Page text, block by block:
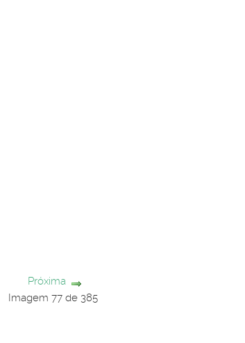
Próxima
Imagem 77 de 385